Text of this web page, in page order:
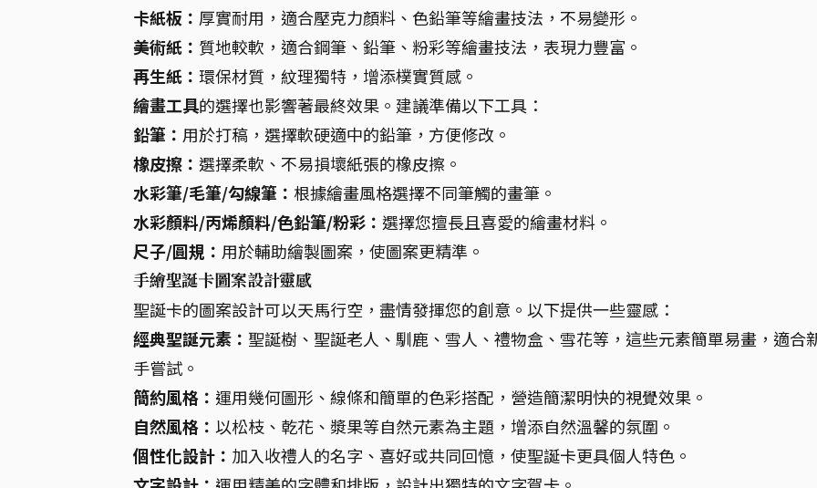
卡紙板： 厚實耐用，適合壓克力顏料、色鉛筆等繪畫技法，不易變形。
美術紙： 質地較軟，適合鋼筆、鉛筆、粉彩等繪畫技法，表現力豐富。
再生紙： 環保材質，紋理獨特，增添樸實質感。
繪畫工具的選擇也影響著最終效果。建議準備以下工具：
鉛筆： 用於打稿，選擇軟硬適中的鉛筆，方便修改。
橡皮擦： 選擇柔軟、不易損壞紙張的橡皮擦。
水彩筆/毛筆/勾線筆： 根據繪畫風格選擇不同筆觸的畫筆。
水彩顏料/丙烯顏料/色鉛筆/粉彩： 選擇您擅長且喜愛的繪畫材料。
尺子/圓規： 用於輔助繪製圖案，使圖案更精準。
手繪聖誕卡圖案設計靈感
聖誕卡的圖案設計可以天馬行空，盡情發揮您的創意。以下提供一些靈感：
經典聖誕元素： 聖誕樹、聖誕老人、馴鹿、雪人、禮物盒、雪花等，這些元素簡單易畫，適合
手嘗試。
簡約風格： 運用幾何圖形、線條和簡單的色彩搭配，營造簡潔明快的視覺效果。
自然風格： 以松枝、乾花、漿果等自然元素為主題，增添自然溫馨的氛圍。
個性化設計： 加入收禮人的名字、喜好或共同回憶，使聖誕卡更具個人特色。